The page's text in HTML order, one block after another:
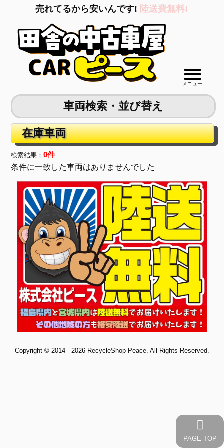
売れてるから安いんです! 陸送費無料!
メニュー
車両検索・並び替え
在庫車両
検索結果：0件
条件に一致した車両はありませんでした
Copyright © 2014 - 2026 RecycleShop Peace. All Rights Reserved.